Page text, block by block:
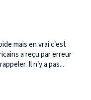
mais en vrai c’est
a reçu par erreur
Il n’y a pas...